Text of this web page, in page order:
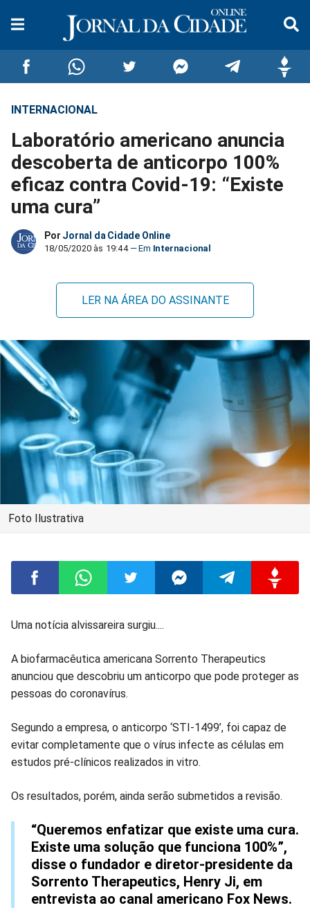
Compartilhar
no
Facebook
Compartilhar
no
Whatsapp
no
Twitter
no
Messenger
no
Telegram
no
Gettr
INTERNACIONAL
Laboratório americano anuncia
descoberta de anticorpo 100%
eficaz contra Covid-19: “Existe
uma cura”
Por Jornal da Cidade Online
18/05/2020 às 19:44 Internacional
LER NA ÁREA DO ASSINANTE
Foto Ilustrativa
Compartilhar
no
Facebook
Compartilhar
no
Whatsapp
Compartilhar
no
Twitter
Compartilhar
no
no
Uma notícia alvissareira surgiu....
A biofarmacêutica americana Sorrento Therapeutics
anunciou que descobriu um anticorpo que pode proteger as
pessoas do coronavírus.
Segundo a empresa, o anticorpo ‘STI-1499’, foi capaz de
evitar completamente que o vírus infecte as células em
estudos pré-clínicos realizados in vitro.
Os resultados, porém, ainda serão submetidos a revisão.
“Queremos enfatizar que existe uma cura.
Existe uma solução que funciona 100%”,
disse o fundador e diretor-presidente da
Sorrento Therapeutics, Henry Ji, em
entrevista ao canal americano Fox News.